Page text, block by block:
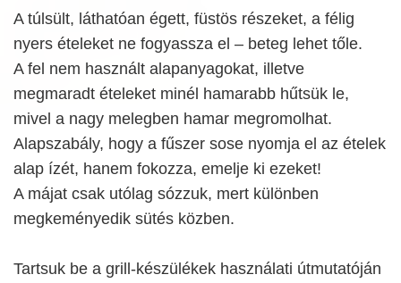
A túlsült, láthatóan égett, füstös részeket, a félig
nyers ételeket ne fogyassza el – beteg lehet tőle.
A fel nem használt alapanyagokat, illetve
megmaradt ételeket minél hamarabb hűtsük le,
mivel a nagy melegben hamar megromolhat.
Alapszabály, hogy a fűszer sose nyomja el az ételek
alap ízét, hanem fokozza, emelje ki ezeket!
A májat csak utólag sózzuk, mert különben
megkeményedik sütés közben.
Tartsuk be a grill-készülékek használati útmutatóján